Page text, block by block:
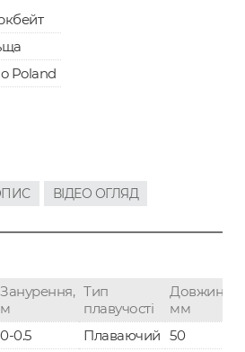
Poland
ВІДЕО ОГЛЯД
Занурення,
м
Тип
плавучості
Довжина,
мм
0-0.5 Плаваючий 50